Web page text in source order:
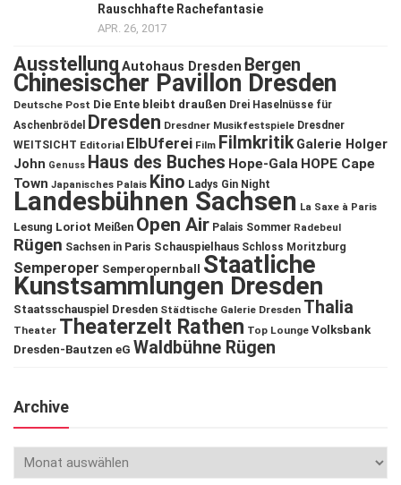
Rauschhafte Rachefantasie
APR. 26, 2017
Ausstellung Autohaus Dresden Bergen
Chinesischer Pavillon Dresden
Deutsche Post Die Ente bleibt draußen Drei Haselnüsse für
Aschenbrödel
Dresden Dresdner Musikfestspiele Dresdner
WEITSICHT Editorial ElbUferei Film Filmkritik Galerie Holger
John Genuss Haus des Buches Hope-Gala HOPE Cape
Town Japanisches Palais Kino Ladys Gin Night
Landesbühnen Sachsen La Saxe à Paris
Lesung Loriot Meißen Open Air Palais Sommer Radebeul
Rügen Sachsen in Paris Schauspielhaus Schloss Moritzburg
Semperoper Semperopernball Staatliche
Kunstsammlungen Dresden
Staatsschauspiel Dresden Städtische Galerie Dresden Thalia
Theater Theaterzelt Rathen Top Lounge Volksbank
Dresden-Bautzen eG Waldbühne Rügen
Archive